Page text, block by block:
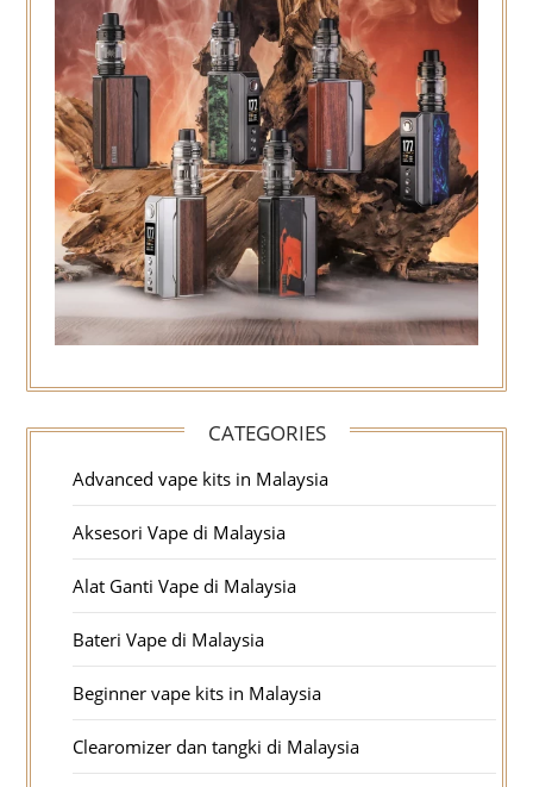
CATEGORIES
Advanced vape kits in Malaysia
Aksesori Vape di Malaysia
Alat Ganti Vape di Malaysia
Bateri Vape di Malaysia
Beginner vape kits in Malaysia
Clearomizer dan tangki di Malaysia